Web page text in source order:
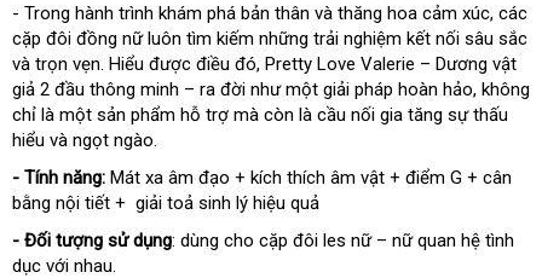
- Trong hành trình khám phá bản thân và thăng hoa cảm xúc, các
cặp đôi đồng nữ luôn tìm kiếm những trải nghiệm kết nối sâu sắc
và trọn vẹn. Hiểu được điều đó, Pretty Love Valerie – Dương vật
giả 2 đầu thông minh – ra đời như một giải pháp hoàn hảo, không
chỉ là một sản phẩm hỗ trợ mà còn là cầu nối gia tăng sự thấu
hiểu và ngọt ngào.
- Tính năng: Mát xa âm đạo + kích thích âm vật + điểm G + cân
bằng nội tiết + giải toả sinh lý hiệu quả
- Đối tượng sử dụng: dùng cho cặp đôi les nữ – nữ quan hệ tình
dục với nhau.